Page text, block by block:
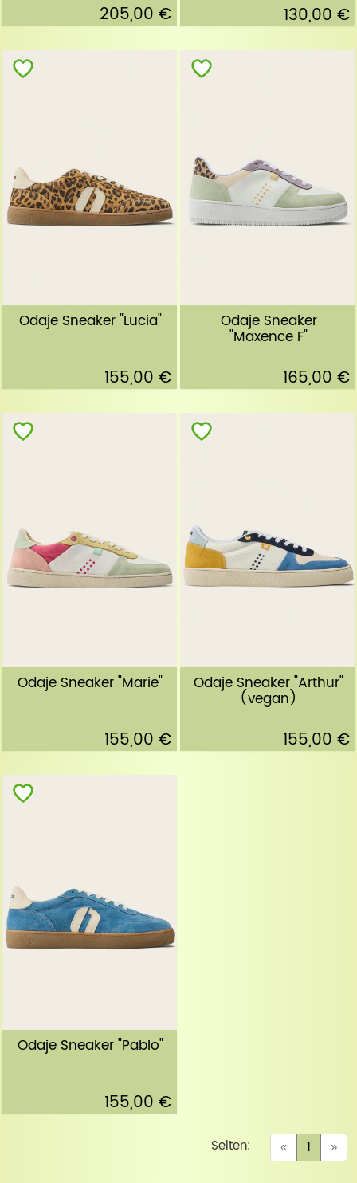
205,00 € 130,00 €
Odaje Sneaker "Lucia"
155,00 €
Odaje Sneaker
"Maxence F"
165,00 €
Odaje Sneaker "Marie"
155,00 €
Odaje Sneaker "Arthur"
(vegan)
155,00 €
Odaje Sneaker "Pablo"
155,00 €
« 1 »
Seiten: